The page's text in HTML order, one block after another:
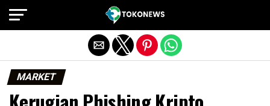
MARKET
Exit mobile version